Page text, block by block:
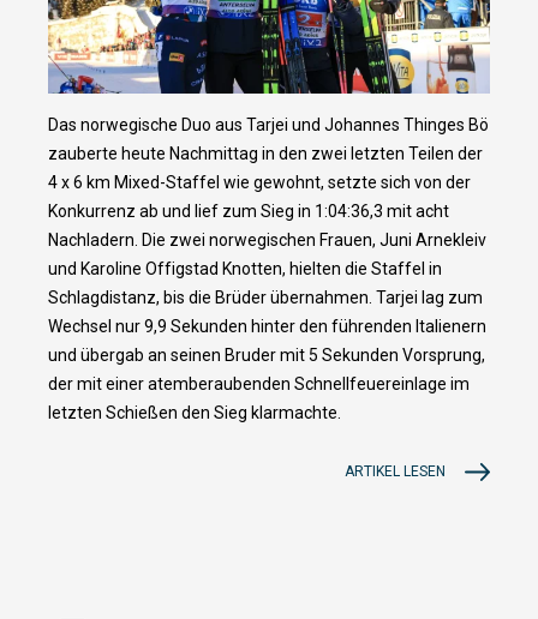
Das norwegische Duo aus Tarjei und Johannes Thinges Bö
zauberte heute Nachmittag in den zwei letzten Teilen der
4 x 6 km Mixed-Staffel wie gewohnt, setzte sich von der
Konkurrenz ab und lief zum Sieg in 1:04:36,3 mit acht
Nachladern. Die zwei norwegischen Frauen, Juni Arnekleiv
und Karoline Offigstad Knotten, hielten die Staffel in
Schlagdistanz, bis die Brüder übernahmen. Tarjei lag zum
Wechsel nur 9,9 Sekunden hinter den führenden Italienern
und übergab an seinen Bruder mit 5 Sekunden Vorsprung,
der mit einer atemberaubenden Schnellfeuereinlage im
letzten Schießen den Sieg klarmachte.
ARTIKEL LESEN